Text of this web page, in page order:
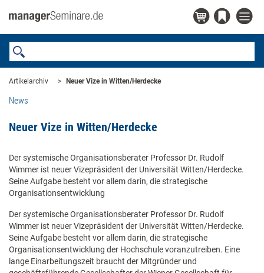
Artikelarchiv Neuer Vize in Witten/Herdecke
News
Neuer Vize in Witten/Herdecke
Der systemische Organisationsberater Professor Dr. Rudolf
Wimmer ist neuer Vizepräsident der Universität Witten/Herdecke.
Seine Aufgabe besteht vor allem darin, die strategische
Organisationsentwicklung
Der systemische Organisationsberater Professor Dr. Rudolf
Wimmer ist neuer Vizepräsident der Universität Witten/Herdecke.
Seine Aufgabe besteht vor allem darin, die strategische
Organisationsentwicklung der Hochschule voranzutreiben. Eine
lange Einarbeitungszeit braucht der Mitgründer und